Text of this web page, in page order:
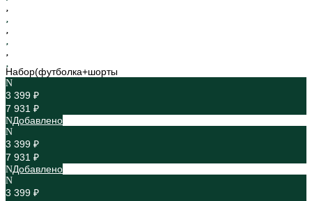
Набор(футболка+шорты
3 399 ₽
7 931 ₽
Добавлено
3 399 ₽
7 931 ₽
Добавлено
3 399 ₽